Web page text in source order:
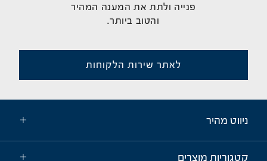
פנייה ולתת את המענה המהיר
והטוב ביותר.
לאתר שירות הלקוחות
ניווט מהיר
קטגוריות מוצרים